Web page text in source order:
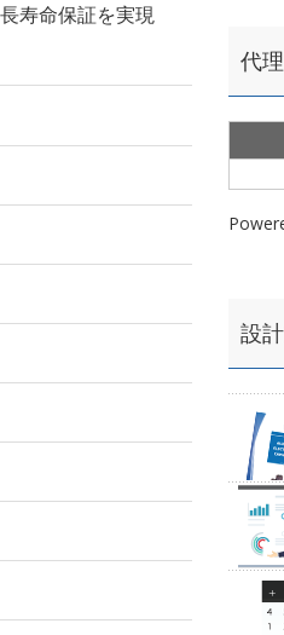
寿命保証を実現
代
設